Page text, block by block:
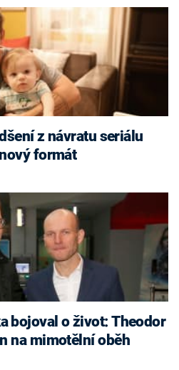
formát
bojoval o život: Theodor
na mimotělní oběh